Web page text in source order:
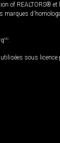
of REALTORS®
MD
sous